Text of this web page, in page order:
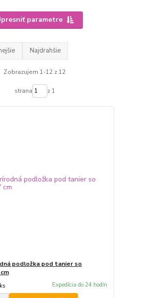
parametre
Najdrahšie
Zobrazujem 1-12 z 12
strana z 1
podložka pod tanier so
Expedícia do 24 hodín